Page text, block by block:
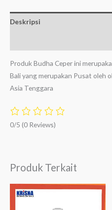
Deskripsi
Produk Budha Ceper ini
Bali yang merupakan Pusat oleh
Asia Tenggara
0/5 (0 Reviews)
Produk Terkait